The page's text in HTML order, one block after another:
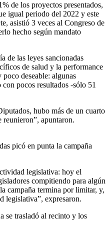
de los proyectos presentados,
igual periodo del 2022 y este
asistió 3 veces al Congreso de
hecho según mandato
de las leyes sancionadas
de salud y la performance
deseable: algunas
pocos resultados -sólo 51
hubo más de un cuarto
reunieron”, apuntaron.
picó en punta la campaña
legislativa: hoy el
compitiendo para algún
campaña termina por limitar, y,
legislativa”, expresaron.
se trasladó al recinto y los